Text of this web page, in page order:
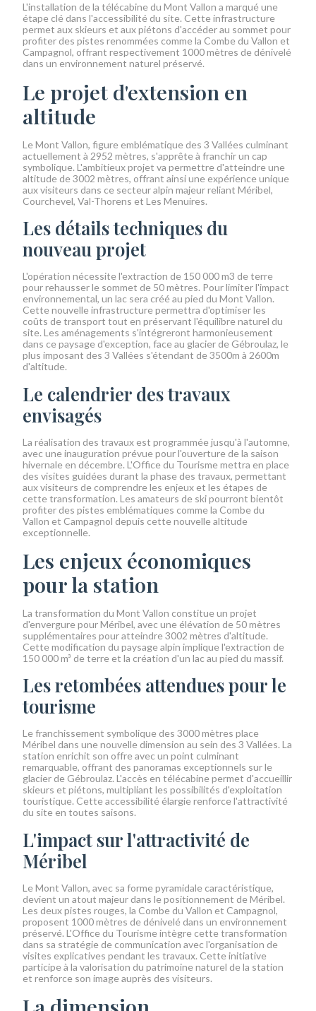
L'installation de la télécabine du Mont Vallon a marqué une
étape clé dans l'accessibilité du site. Cette infrastructure
permet aux skieurs et aux piétons d'accéder au sommet pour
profiter des pistes renommées comme la Combe du Vallon et
Campagnol, offrant respectivement 1000 mètres de dénivelé
dans un environnement naturel préservé.
Le projet d'extension en
altitude
Le Mont Vallon, figure emblématique des 3 Vallées culminant
actuellement à 2952 mètres, s'apprête à franchir un cap
symbolique. L'ambitieux projet va permettre d'atteindre une
altitude de 3002 mètres, offrant ainsi une expérience unique
aux visiteurs dans ce secteur alpin majeur reliant Méribel,
Courchevel, Val-Thorens et Les Menuires.
Les détails techniques du
nouveau projet
L'opération nécessite l'extraction de 150 000 m3 de terre
pour rehausser le sommet de 50 mètres. Pour limiter l'impact
environnemental, un lac sera créé au pied du Mont Vallon.
Cette nouvelle infrastructure permettra d'optimiser les
coûts de transport tout en préservant l'équilibre naturel du
site. Les aménagements s'intégreront harmonieusement
dans ce paysage d'exception, face au glacier de Gébroulaz, le
plus imposant des 3 Vallées s'étendant de 3500m à 2600m
d'altitude.
Le calendrier des travaux
envisagés
La réalisation des travaux est programmée jusqu'à l'automne,
avec une inauguration prévue pour l'ouverture de la saison
hivernale en décembre. L'Office du Tourisme mettra en place
des visites guidées durant la phase des travaux, permettant
aux visiteurs de comprendre les enjeux et les étapes de
cette transformation. Les amateurs de ski pourront bientôt
profiter des pistes emblématiques comme la Combe du
Vallon et Campagnol depuis cette nouvelle altitude
exceptionnelle.
Les enjeux économiques
pour la station
La transformation du Mont Vallon constitue un projet
d'envergure pour Méribel, avec une élévation de 50 mètres
supplémentaires pour atteindre 3002 mètres d'altitude.
Cette modification du paysage alpin implique l'extraction de
150 000 m³ de terre et la création d'un lac au pied du massif.
Les retombées attendues pour le
tourisme
Le franchissement symbolique des 3000 mètres place
Méribel dans une nouvelle dimension au sein des 3 Vallées. La
station enrichit son offre avec un point culminant
remarquable, offrant des panoramas exceptionnels sur le
glacier de Gébroulaz. L'accès en télécabine permet d'accueillir
skieurs et piétons, multipliant les possibilités d'exploitation
touristique. Cette accessibilité élargie renforce l'attractivité
du site en toutes saisons.
L'impact sur l'attractivité de
Méribel
Le Mont Vallon, avec sa forme pyramidale caractéristique,
devient un atout majeur dans le positionnement de Méribel.
Les deux pistes rouges, la Combe du Vallon et Campagnol,
proposent 1000 mètres de dénivelé dans un environnement
préservé. L'Office du Tourisme intègre cette transformation
dans sa stratégie de communication avec l'organisation de
visites explicatives pendant les travaux. Cette initiative
participe à la valorisation du patrimoine naturel de la station
et renforce son image auprès des visiteurs.